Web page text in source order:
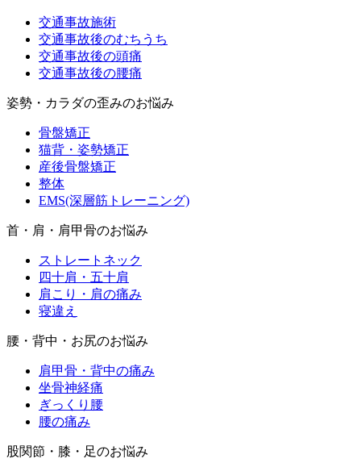
交通事故施術
交通事故後のむちうち
交通事故後の頭痛
交通事故後の腰痛
姿勢・カラダの歪みのお悩み
骨盤矯正
猫背・姿勢矯正
産後骨盤矯正
整体
EMS(深層筋トレーニング)
首・肩・肩甲骨のお悩み
ストレートネック
四十肩・五十肩
肩こり・肩の痛み
寝違え
腰・背中・お尻のお悩み
肩甲骨・背中の痛み
坐骨神経痛
ぎっくり腰
腰の痛み
股関節・膝・足のお悩み